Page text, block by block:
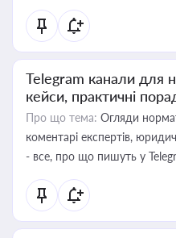
Telegram канали для
кейси, практичні
Про що тема: Огляди
коментарі експертів,
- все, про що пишуть у